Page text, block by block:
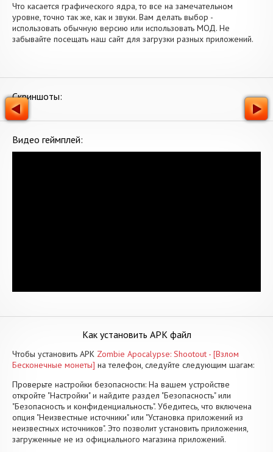
Что касается графического ядра, то все на замечательном
уровне, точно так же, как и звуки. Вам делать выбор -
использовать обычную версию или использовать МОД. Не
забывайте посещать наш сайт для загрузки разных приложений.
Скриншоты:
Видео геймплей:
Как установить APK файл
Чтобы установить APK Zombie Apocalypse: Shootout - [Взлом
Бесконечные монеты] на телефон, следуйте следующим шагам:
Проверьте настройки безопасности: На вашем устройстве
откройте "Настройки" и найдите раздел "Безопасность" или
"Безопасность и конфиденциальность". Убедитесь, что включена
опция "Неизвестные источники" или "Установка приложений из
неизвестных источников". Это позволит установить приложения,
загруженные не из официального магазина приложений.